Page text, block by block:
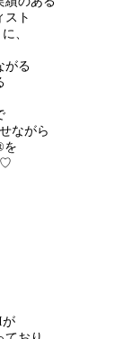
スト
、
がる
ながら
を
♡
が